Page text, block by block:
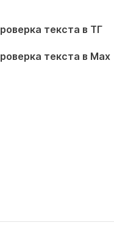
текста в ТГ
текста в Max